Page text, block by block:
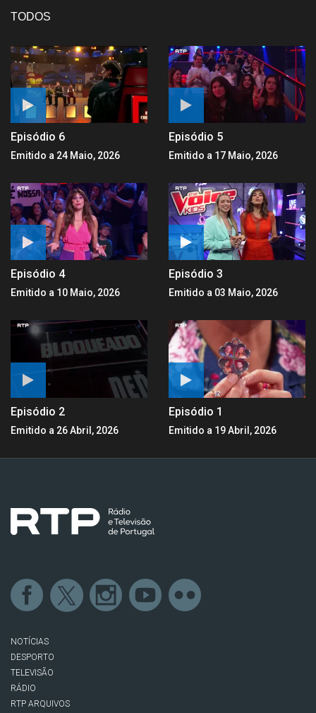
TODOS
Episódio 6
Emitido a 24 Maio, 2026
Episódio 5
Emitido a 17 Maio, 2026
Episódio 4
Emitido a 10 Maio, 2026
Episódio 3
Emitido a 03 Maio, 2026
Episódio 2
Emitido a 26 Abril, 2026
Episódio 1
Emitido a 19 Abril, 2026
NOTÍCIAS
DESPORTO
TELEVISÃO
RÁDIO
RTP ARQUIVOS